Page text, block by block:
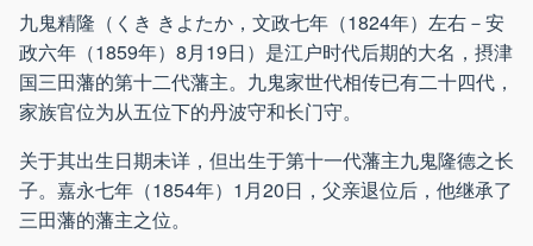
九鬼精隆（くき きよたか，文政七年（1824年）左右－安
政六年（1859年）8月19日）是江户时代后期的大名，摂津
国三田藩的第十二代藩主。九鬼家世代相传已有二十四代，
家族官位为从五位下的丹波守和长门守。
关于其出生日期未详，但出生于第十一代藩主九鬼隆德之长
子。嘉永七年（1854年）1月20日，父亲退位后，他继承了
三田藩的藩主之位。